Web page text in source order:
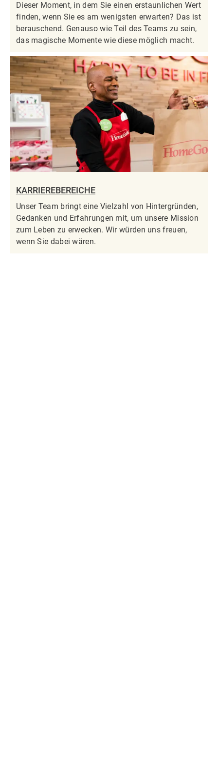
Dieser Moment, in dem Sie einen erstaunlichen Wert
finden, wenn Sie es am wenigsten erwarten? Das ist
berauschend. Genauso wie Teil des Teams zu sein,
das magische Momente wie diese möglich macht.
KARRIEREBEREICHE
Unser Team bringt eine Vielzahl von Hintergründen,
Gedanken und Erfahrungen mit, um unsere Mission
zum Leben zu erwecken. Wir würden uns freuen,
wenn Sie dabei wären.